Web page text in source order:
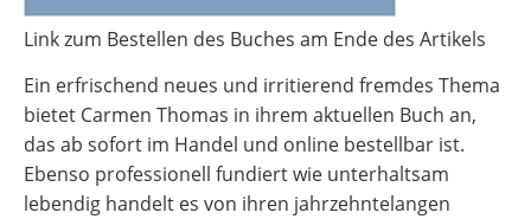
Link zum Bestellen des Buches am Ende des Artikels
Ein erfrischend neues und irritierend fremdes Thema
bietet Carmen Thomas in ihrem aktuellen Buch an,
das ab sofort im Handel und online bestellbar ist.
Ebenso professionell fundiert wie unterhaltsam
lebendig handelt es von ihren jahrzehntelangen